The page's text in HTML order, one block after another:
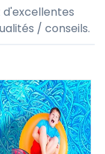
d'excellentes
/ conseils.